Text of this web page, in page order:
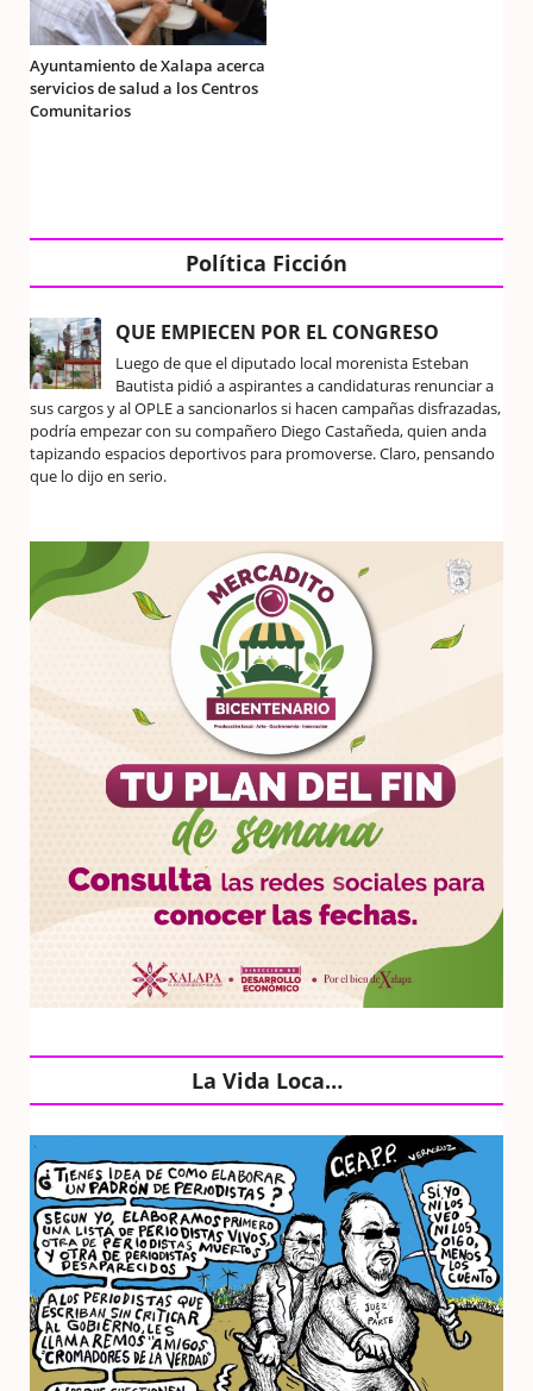
Ayuntamiento de Xalapa acerca
servicios de salud a los Centros
Comunitarios
Política Ficción
QUE EMPIECEN POR EL CONGRESO
Luego de que el diputado local morenista Esteban
Bautista pidió a aspirantes a candidaturas renunciar a
sus cargos y al OPLE a sancionarlos si hacen campañas disfrazadas,
podría empezar con su compañero Diego Castañeda, quien anda
tapizando espacios deportivos para promoverse. Claro, pensando
que lo dijo en serio.
La Vida Loca…